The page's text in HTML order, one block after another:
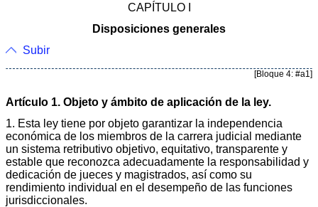
CAPÍTULO I
Disposiciones generales
Subir
[Bloque 4: #a1]
Artículo 1. Objeto y ámbito de aplicación de la ley.
1. Esta ley tiene por objeto garantizar la independencia
económica de los miembros de la carrera judicial mediante
un sistema retributivo objetivo, equitativo, transparente y
estable que reconozca adecuadamente la responsabilidad y
dedicación de jueces y magistrados, así como su
rendimiento individual en el desempeño de las funciones
jurisdiccionales.